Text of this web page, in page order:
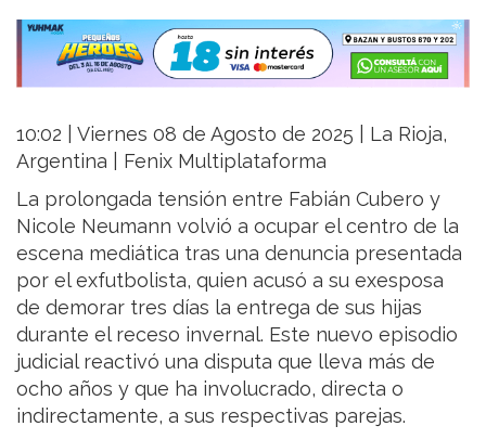
10:02 | Viernes 08 de Agosto de 2025 | La Rioja,
Argentina | Fenix Multiplataforma
La prolongada tensión entre Fabián Cubero y
Nicole Neumann volvió a ocupar el centro de la
escena mediática tras una denuncia presentada
por el exfutbolista, quien acusó a su exesposa
de demorar tres días la entrega de sus hijas
durante el receso invernal. Este nuevo episodio
judicial reactivó una disputa que lleva más de
ocho años y que ha involucrado, directa o
indirectamente, a sus respectivas parejas.